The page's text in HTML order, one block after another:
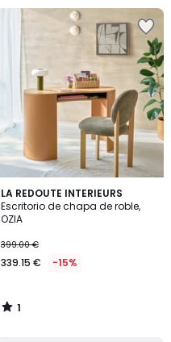
LA REDOUTE INTERIEURS
Escritorio de chapa de roble,
OZIA
399.00 €
339.15 € -15%
1
/
5
1
/